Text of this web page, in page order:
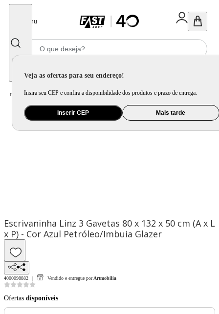
Menu
Veja as ofertas para seu endereço!
Insira seu CEP e confira a disponibilidade dos produtos e prazo de entrega.
Inserir CEP Mais tarde
Home Móveis e Decoração / Móveis para Escritório / Escrivaninha e Gaveteiro
Escrivaninha Linz 3 Gavetas 80 x 132 x 50 cm (A x L
x P) - Cor Azul Petróleo/Imbuia Glazer
4000098882 Vendido e entregue por Artmobilia
Ofertas disponíveis